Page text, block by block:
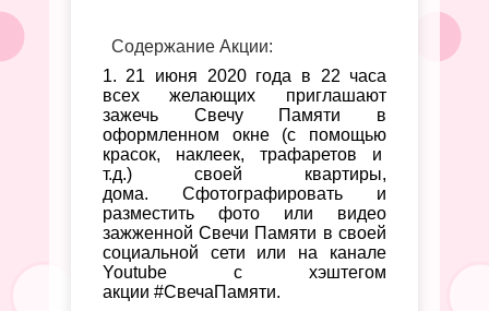
Содержание Акции:
1. 21 июня 2020 года в 22 часа
всех желающих приглашают
зажечь Свечу Памяти в
оформленном окне (с помощью
красок, наклеек, трафаретов и
т.д.)своей квартиры,
дома. Сфотографировать и
разместить фото или видео
зажженной Свечи Памяти в своей
социальной сети или на канале
Youtube с хэштегом
акции #СвечаПамяти.